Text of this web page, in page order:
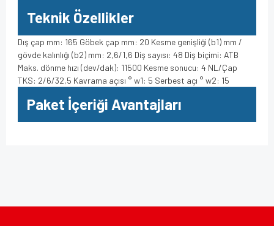
Teknik Özellikler
Dış çap mm: 165 Göbek çap mm: 20 Kesme genişliği (b1) mm /
gövde kalınlığı (b2) mm: 2,6/1,6 Diş sayısı: 48 Diş biçimi: ATB
Maks. dönme hızı (dev/dak): 11500 Kesme sonucu: 4 NL/Çap
TKS: 2/6/32,5 Kavrama açısı ° w1: 5 Serbest açı ° w2: 15
Paket İçeriği Avantajları